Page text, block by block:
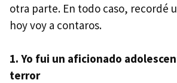
otra parte. En todo caso, recordé
hoy voy a contaros.
1. Yo fui un aficionado
terror